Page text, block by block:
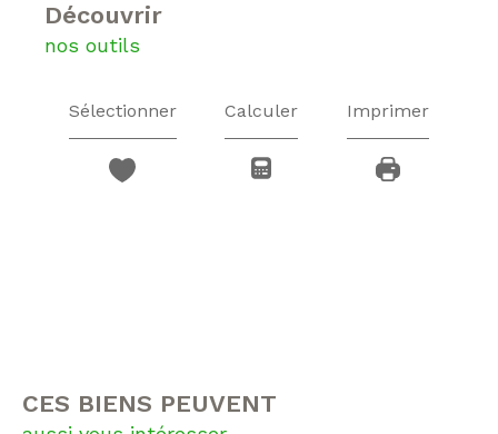
découvrir
nos outils
Sélectionner Calculer Imprimer
CES BIENS PEUVENT